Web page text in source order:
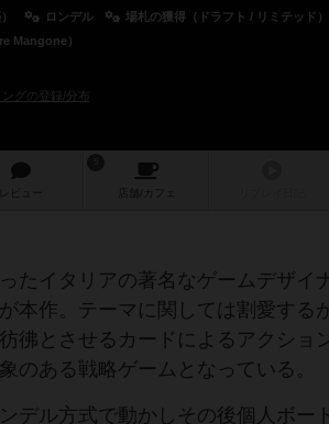
ロンデル 場札の獲得（ドラフト / リミテッド）
Mangone）
グの登録/分布
レビュー 店舗/ カフェ
たイタリアの著名なゲームデザイ
本作。テーマに関しては割愛する
彿とさせるカードによるアクショ
のある戦略ゲームとなっている。
デル方式で動かしその後個人ボー